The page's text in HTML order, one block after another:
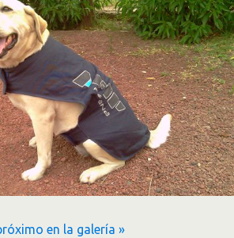
en la galería »